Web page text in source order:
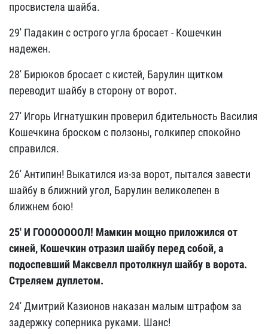
просвистела шайба.
29' Падакин с острого угла бросает - Кошечкин
надежен.
28' Бирюков бросает с кистей, Барулин щитком
переводит шайбу в сторону от ворот.
27' Игорь Игнатушкин проверил бдительность Василия
Кошечкина броском с ползоны, голкипер спокойно
справился.
26' Антипин! Выкатился из-за ворот, пытался завести
шайбу в ближний угол, Барулин великолепен в
ближнем бою!
25' И ГОООООООЛ! Мамкин мощно приложился от
синей, Кошечкин отразил шайбу перед собой, а
подоспевший Максвелл протолкнул шайбу в ворота.
Стреляем дуплетом.
24' Дмитрий Казионов наказан малым штрафом за
задержку соперника руками. Шанс!